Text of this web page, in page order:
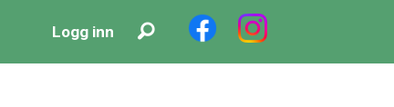
Logg inn